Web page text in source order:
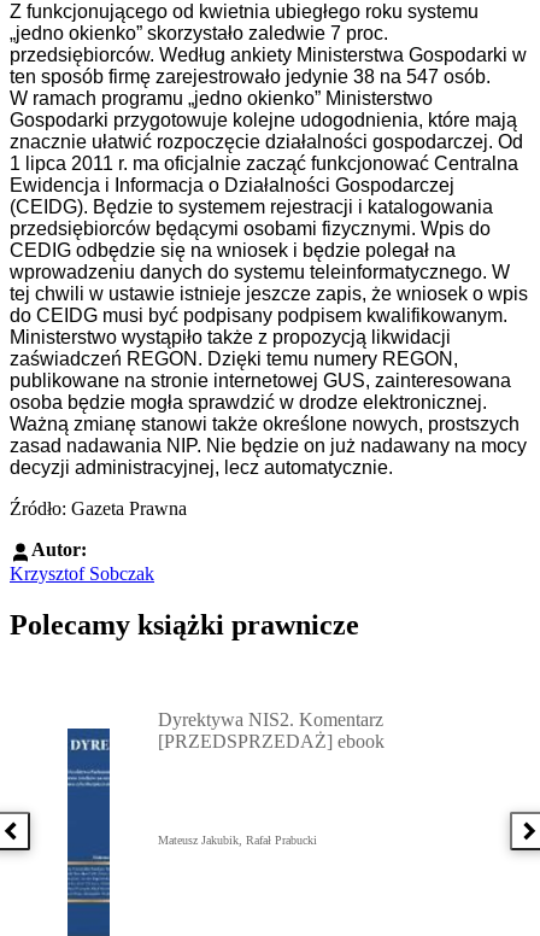
Z funkcjonującego od kwietnia ubiegłego roku systemu
„jedno okienko” skorzystało zaledwie 7 proc.
przedsiębiorców. Według ankiety Ministerstwa Gospodarki w
ten sposób firmę zarejestrowało jedynie 38 na 547 osób.
W ramach programu „jedno okienko” Ministerstwo
Gospodarki przygotowuje kolejne udogodnienia, które mają
znacznie ułatwić rozpoczęcie działalności gospodarczej. Od
1 lipca 2011 r. ma oficjalnie zacząć funkcjonować Centralna
Ewidencja i Informacja o Działalności Gospodarczej
(CEIDG). Będzie to systemem rejestracji i katalogowania
przedsiębiorców będącymi osobami fizycznymi. Wpis do
CEDIG odbędzie się na wniosek i będzie polegał na
wprowadzeniu danych do systemu teleinformatycznego. W
tej chwili w ustawie istnieje jeszcze zapis, że wniosek o wpis
do CEIDG musi być podpisany podpisem kwalifikowanym.
Ministerstwo wystąpiło także z propozycją likwidacji
zaświadczeń REGON. Dzięki temu numery REGON,
publikowane na stronie internetowej GUS, zainteresowana
osoba będzie mogła sprawdzić w drodze elektronicznej.
Ważną zmianę stanowi także określone nowych, prostszych
zasad nadawania NIP. Nie będzie on już nadawany na mocy
decyzji administracyjnej, lecz automatycznie.
Źródło: Gazeta Prawna
Autor:
Krzysztof Sobczak
Polecamy książki prawnicze
Poprzednia książka
Dyrektywa NIS2. Komentarz
[PRZEDSPRZEDAŻ] ebook
Mateusz Jakubik, Rafał Prabucki